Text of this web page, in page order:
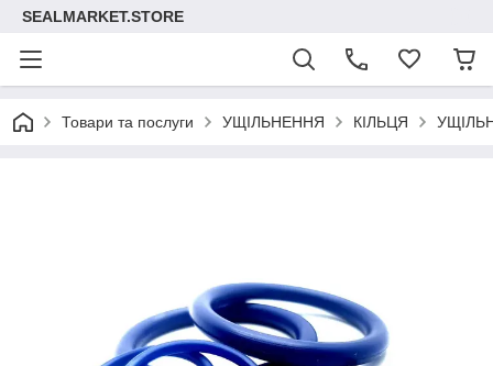
SEALMARKET.STORE
Товари та послуги УЩІЛЬНЕННЯ КІЛЬЦЯ